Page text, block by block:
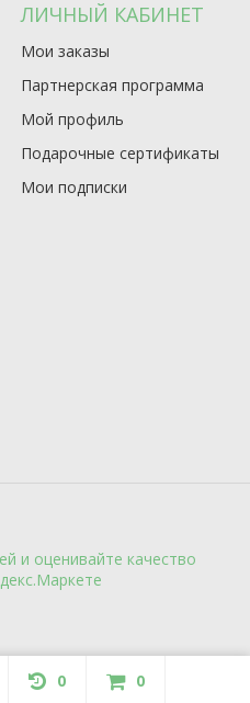
ЛИЧНЫЙ КАБИНЕТ
Мои заказы
Партнерская программа
Мой профиль
Подарочные сертификаты
Мои подписки
0 0